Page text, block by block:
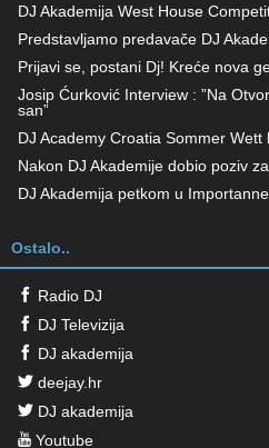
DJ Akademija West House
Predstavljamo predavače DJ
Prijavi se, postani Dj! Kreće nova
Josip Ćurković Interview : ”Na
san”
DJ Academy Croatia Sommer Wett
Nakon DJ Akademije dobio poziv
DJ Akademija petkom u
Ostalo..
Radio DJ
DJ Televizija
DJ akademija
deejay.hr
DJ akademija
Youtube